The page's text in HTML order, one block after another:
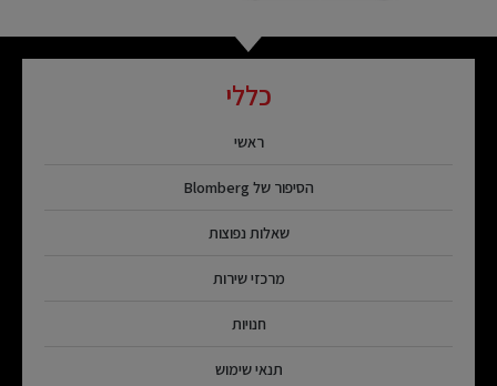
כללי
ראשי
הסיפור של Blomberg
שאלות נפוצות
מרכזי שירות
חנויות
תנאי שימוש